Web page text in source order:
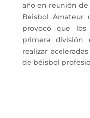
año en reunión de
Béisbol Amateur
provocó que
primera división
realizar
de béisbol